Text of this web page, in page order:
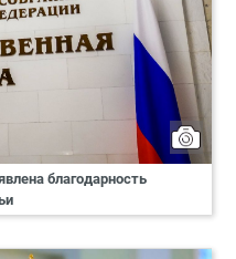
благодарность